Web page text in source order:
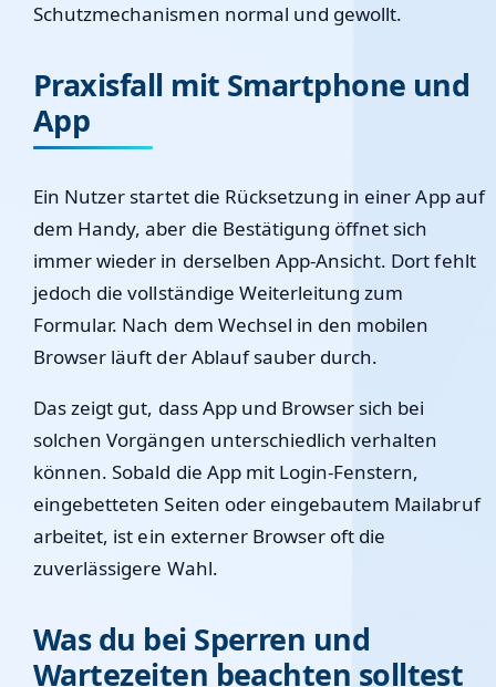
Schutzmechanismen normal und gewollt.
Praxisfall mit Smartphone und
App
Ein Nutzer startet die Rücksetzung in einer App auf
dem Handy, aber die Bestätigung öffnet sich
immer wieder in derselben App-Ansicht. Dort fehlt
jedoch die vollständige Weiterleitung zum
Formular. Nach dem Wechsel in den mobilen
Browser läuft der Ablauf sauber durch.
Das zeigt gut, dass App und Browser sich bei
solchen Vorgängen unterschiedlich verhalten
können. Sobald die App mit Login-Fenstern,
eingebetteten Seiten oder eingebautem Mailabruf
arbeitet, ist ein externer Browser oft die
zuverlässigere Wahl.
Was du bei Sperren und
Wartezeiten beachten solltest